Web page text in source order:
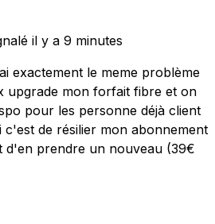
il y a 9 minutes
exactement le meme problème
upgrade mon forfait fibre et on
pour les personne déjà client
c'est de résilier mon abonnement
d'en prendre un nouveau (39€